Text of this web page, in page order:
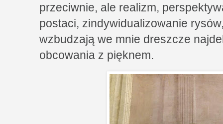
przeciwnie, ale realizm,
postaci, zindywidualizowanie
wzbudzają we mnie dreszcze
obcowania z pięknem.